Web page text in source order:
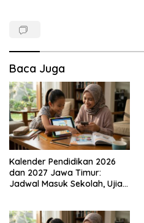
Baca Juga
Kalender Pendidikan 2026
dan 2027 Jawa Timur:
Jadwal Masuk Sekolah, Ujian,